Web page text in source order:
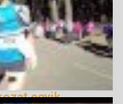
egyik